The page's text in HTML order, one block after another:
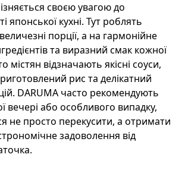
своєю увагою до
японської кухні. Тут роблять
порції, а на гармонійне
та виразний смак кожної
містян відзначають якісні соуси,
рис та делікатний
DARUMA часто рекомендують
вечері або особливого випадку,
не просто перекусити, а отримати
задоволення від